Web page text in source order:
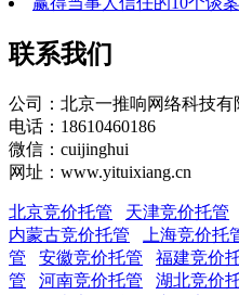
联系我们
公司：北京一推响网络科技有
电话：18610460186
微信：cuijinghui
网址：www.yituixiang.cn
北京竞价托管 天津竞价托管
内蒙古竞价托管
上海竞价托
管
安徽竞价托管 福建竞价
管
河南竞价托管 湖北竞价